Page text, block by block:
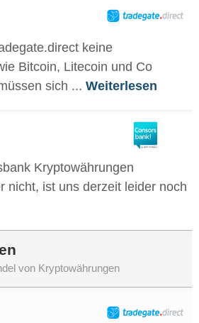
keine
Bitcoin, Litecoin und Co
sich ... Weiterlesen
Kryptowährungen
nicht, ist uns derzeit leider noch
von Kryptowährungen